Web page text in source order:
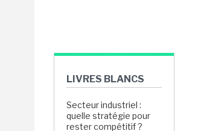
LIVRES BLANCS
Secteur industriel :
quelle stratégie pour
rester compétitif ?